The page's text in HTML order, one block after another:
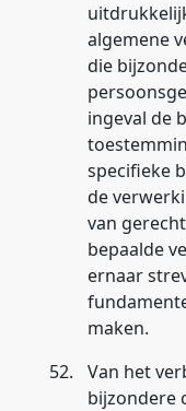
algemene
die
ingeval de
specifieke
de
van
bepaalde
ernaar
maken.
52.
Van het
bijzondere